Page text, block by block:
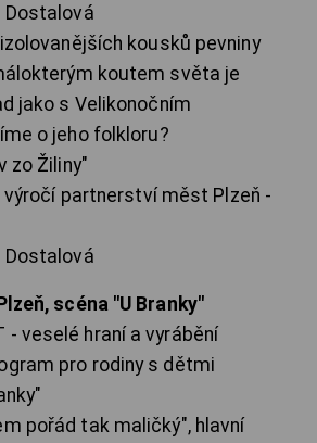
Dostalová
kousků pevniny
koutem světa je
jako s Velikonočním
o jeho folkloru?
zo Žiliny"
partnerství měst Plzeň -
Dostalová
scéna "U Branky"
- veselé hraní a vyrábění
pro rodiny s dětmi
pořád tak maličký", hlavní